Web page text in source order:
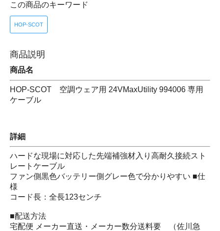
この商品のキーワード
HOP-SCOT
商品説明
商品名
HOP-SCOT 空調ウェア用 24VMaxUtility 994006 専用
ケーブル
詳細
ハードな現場に対応した先端補強材入り高耐久接続スト
レートケーブル
ファン側黒色バッテリー側グレー色で分かりやすい ■仕
様
コード長：全長123センチ
■配送方法
宅配便 メーカー直送・メーカー数分送料要 （佐川急